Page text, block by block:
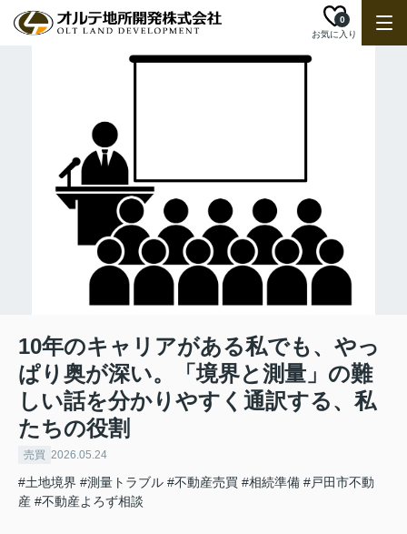
お気に入り
0
10年のキャリアがある私でも、やっ
ぱり奥が深い。「境界と測量」の難
しい話を分かりやすく通訳する、私
たちの役割
売買 2026.05.24
#土地境界 #測量トラブル #不動産売買 #相続準備 #戸田市不動
産 #不動産よろず相談